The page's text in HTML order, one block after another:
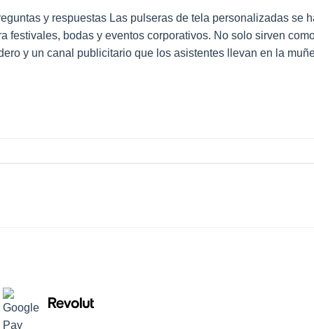
y respuestas Las pulseras de tela personalizadas se
festivales, bodas y eventos corporativos. No solo sirven
y un canal publicitario que los asistentes llevan en la